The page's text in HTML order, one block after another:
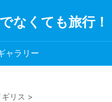
なくても旅行！
ャラリー
ギリス >